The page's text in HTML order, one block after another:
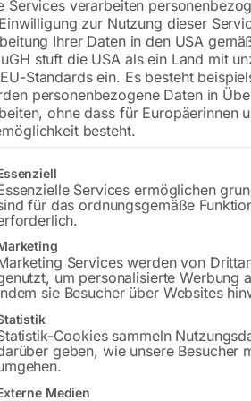
€288,00 €
inkl. MwSt. zzgl.
Lieferzeit:ca. 5 -
Bitte
Services verarbeiten
zur Nutzung dieser
Ihrer Daten in den USA
stuft die USA als ein Land mit
Standards ein. Es besteht
personenbezogene Daten in
ohne dass für Europäerinnen
besteht.
eine Liste der Service-Gruppen, für die
Services ermöglichen
für das ordnungsgemäße
Services werden von
um personalisierte Werbung
sie Besucher über Websites
Cookies sammeln
geben, wie unsere Besucher
Medien